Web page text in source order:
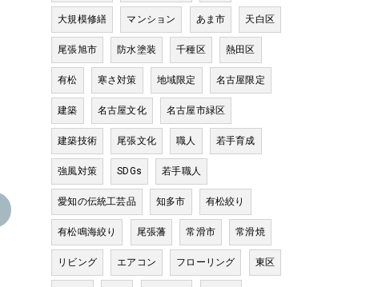
大規模修繕 マンション あま市 天白区
尾張旭市 防水塗装 千種区 熱田区
有松 寒さ対策 地域限定 名古屋限定
建築 名古屋文化 名古屋市緑区
建築技術 尾張文化 職人 若手育成
強風対策 SDGs 若手職人
愛知の伝統工芸品 知多市 有松絞り
有松鳴海絞り 尾張藩 常滑市 常滑焼
リビング エアコン フローリング 東区